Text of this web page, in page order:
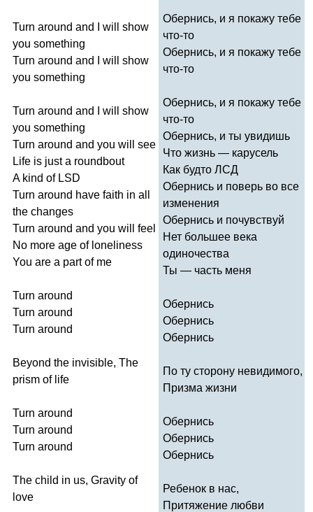
Turn around and will
show
you something
Turn around and will
show
you something
Turn around and will
show
you something
Turn around and you will
see
Life is just a roundbout
A kind of LSD
Turn around have faith in all
the changes
Turn around and you will
feel
No more age of loneliness
You are a part of me
Turn around
Turn around
Turn around
Beyond the invisible, The
prism of life
Turn around
Turn around
Turn around
The child in us, Gravity of
love
Обернись, и я покажу тебе
что-то
Обернись, и я покажу тебе
что-то
Обернись, и я покажу тебе
что-то
Обернись, и ты увидишь
Что жизнь — карусель
Как будто ЛСД
Обернись и поверь во все
изменения
Обернись и почувствуй
Нет большее века
одиночества
Ты — часть меня
Обернись
Обернись
Обернись
По ту сторону невидимого,
Призма жизни
Обернись
Обернись
Обернись
Ребенок в нас,
Притяжение любви